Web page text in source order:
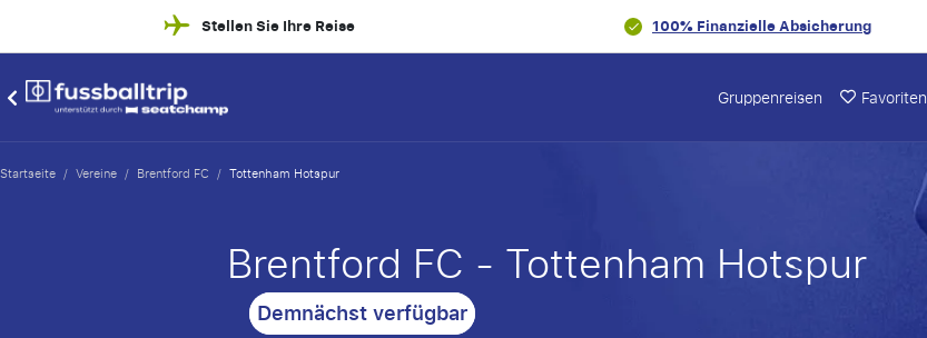
Stellen Sie Ihre Reise 100% Finanzielle Absicherung
Gruppenreisen Favoriten
Startseite / Vereine / Brentford FC / Tottenham Hotspur
Brentford FC - Tottenham Hotspur
Demnächst verfügbar